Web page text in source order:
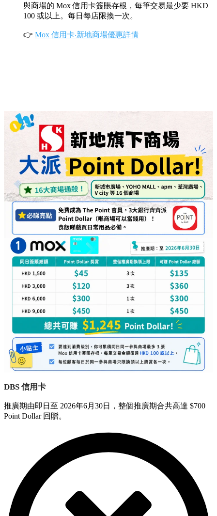
與商場的 Mox 信用卡簽賬存根，每筆交易最少要 HKD
100 或以上。每日每店限換一次。
👉 Mox 信用卡‧新地商場優惠詳情
DBS 信用卡
推廣期由即日至 2026年6月30日，整個推廣期合共高達 $700
Point Dollar 回贈。